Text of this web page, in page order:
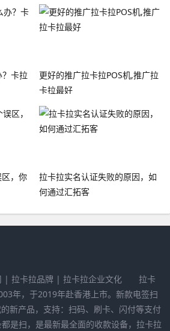
？卡拉
更好的推广拉卡拉POS机,推广拉
卡拉最好
，你
拉卡拉实名认证失败的原因，如
何通过汇拓客
| 拉卡拉品牌 | 拉卡拉企业文化 拉卡
年，于2019年赴香港上市。新款电签扫
新产品，支持：扫码、刷卡、闪付等支付
是扫，是最新最全面的收款设备，拉卡拉